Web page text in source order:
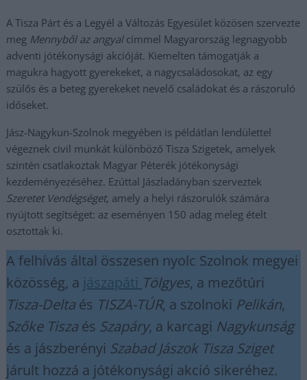
A Tisza Párt és a Legyél a Változás Egyesület közösen szervezte
meg Mennyből az angyalcímmel Magyarország legnagyobb
adventi jótékonysági akcióját. Kiemelten támogatják a
magukra hagyott gyerekeket, a nagycsaládosokat, az egy
szülős és a beteg gyerekeket nevelő családokat és a rászoruló
időseket.
Jász-Nagykun-Szolnok megyében is példátlan lendülettel
végeznek civil munkát különböző Tisza Szigetek, amelyek
szintén csatlakoztak Magyar Péterék jótékonysági
kezdeményezéséhez. Ezúttal Jászladányban szerveztek
Szeretet Vendégséget, amely a helyi rászorulók számára
nyújtott segítséget: az eseményen 150 adag meleg ételt
osztottak ki.
A felhívás által összesen nyolc Szolnok megyei
közösség, a jászapáti Tölgyes, a mezőtúri
Tisza-Deltaés TISZA-TÚR, a szolnoki Pelikán,
Szőke Tiszaés Szapáry, a karcagi Nagykunság
és a jászberényi Szabad Jászok Tisza Sziget
járult hozzá a jótékonysági akció sikeréhez.